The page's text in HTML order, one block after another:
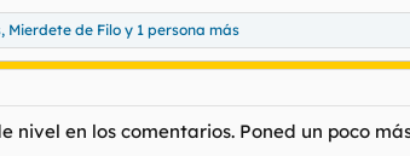
, Mierdete de Filo y 1 persona más
nivel en los comentarios. Poned un poco